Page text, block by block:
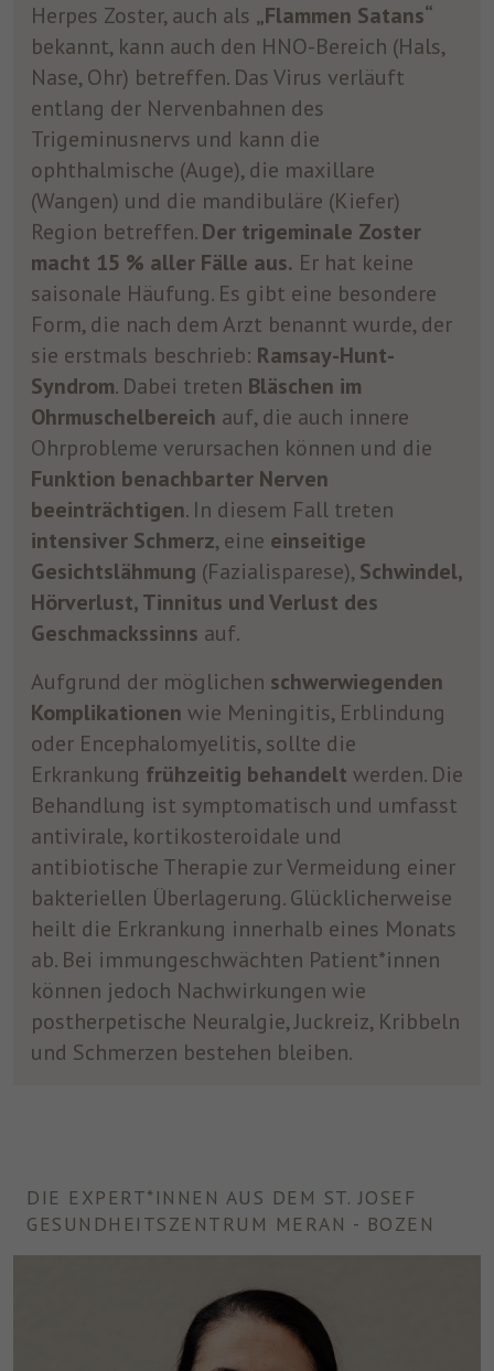
Herpes Zoster, auch als „Flammen Satans“
bekannt, kann auch den HNO-Bereich (Hals,
Nase, Ohr) betreffen. Das Virus verläuft
entlang der Nervenbahnen des
Trigeminusnervs und kann die
ophthalmische (Auge), die maxillare
(Wangen) und die mandibuläre (Kiefer)
Region betreffen.Der trigeminale Zoster
macht 15 % aller Fälle aus. Er hat keine
saisonale Häufung. Es gibt eine besondere
Form, die nach dem Arzt benannt wurde, der
sie erstmals beschrieb: Ramsay-Hunt-
Syndrom. Dabei treten Bläschen im
Ohrmuschelbereich auf, die auch innere
Ohrprobleme verursachen können und die
Funktion benachbarter Nerven
beeinträchtigen. In diesem Fall treten
intensiver Schmerz, eine einseitige
Gesichtslähmung (Fazialisparese),Schwindel,
Hörverlust, Tinnitus und Verlust des
Geschmackssinns auf.
Aufgrund der möglichen schwerwiegenden
Komplikationen wie Meningitis, Erblindung
oder Encephalomyelitis, sollte die
Erkrankung frühzeitig behandelt werden. Die
Behandlung ist symptomatisch und umfasst
antivirale, kortikosteroidale und
antibiotische Therapie zur Vermeidung einer
bakteriellen Überlagerung. Glücklicherweise
heilt die Erkrankung innerhalb eines Monats
ab. Bei immungeschwächten Patient*innen
können jedoch Nachwirkungen wie
postherpetische Neuralgie, Juckreiz, Kribbeln
und Schmerzen bestehen bleiben.
DIE EXPERT*INNEN AUS DEM ST. JOSEF
GESUNDHEITSZENTRUM MERAN - BOZEN